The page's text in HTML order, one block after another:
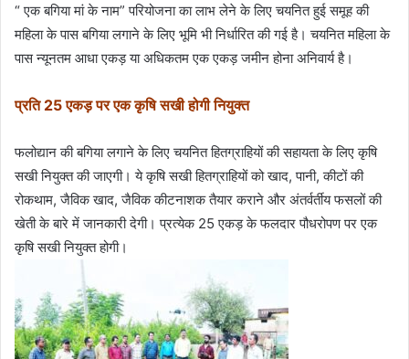
“ एक बगिया मां के नाम” परियोजना का लाभ लेने के लिए चयनित हुई समूह की
महिला के पास बगिया लगाने के लिए भूमि भी निर्धारित की गई है। चयनित महिला के
पास न्यूनतम आधा एकड़ या अधिकतम एक एकड़ जमीन होना अनिवार्य है।
प्रति 25 एकड़ पर एक कृषि सखी होगी नियुक्त
फलोद्यान की बगिया लगाने के लिए चयनित हितग्राहियों की सहायता के लिए कृषि
सखी नियुक्त की जाएगी। ये कृषि सखी हितग्राहियों को खाद, पानी, कीटों की
रोकथाम, जैविक खाद, जैविक कीटनाशक तैयार कराने और अंतर्वर्तीय फसलों की
खेती के बारे में जानकारी देगी। प्रत्येक 25 एकड़ के फलदार पौधरोपण पर एक
कृषि सखी नियुक्त होगी।